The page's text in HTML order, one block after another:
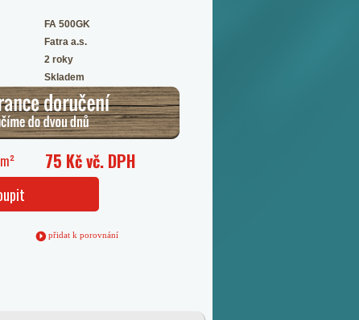
FA 500GK
Fatra a.s.
2 roky
Skladem
75 Kč vč. DPH
přidat k porovnání